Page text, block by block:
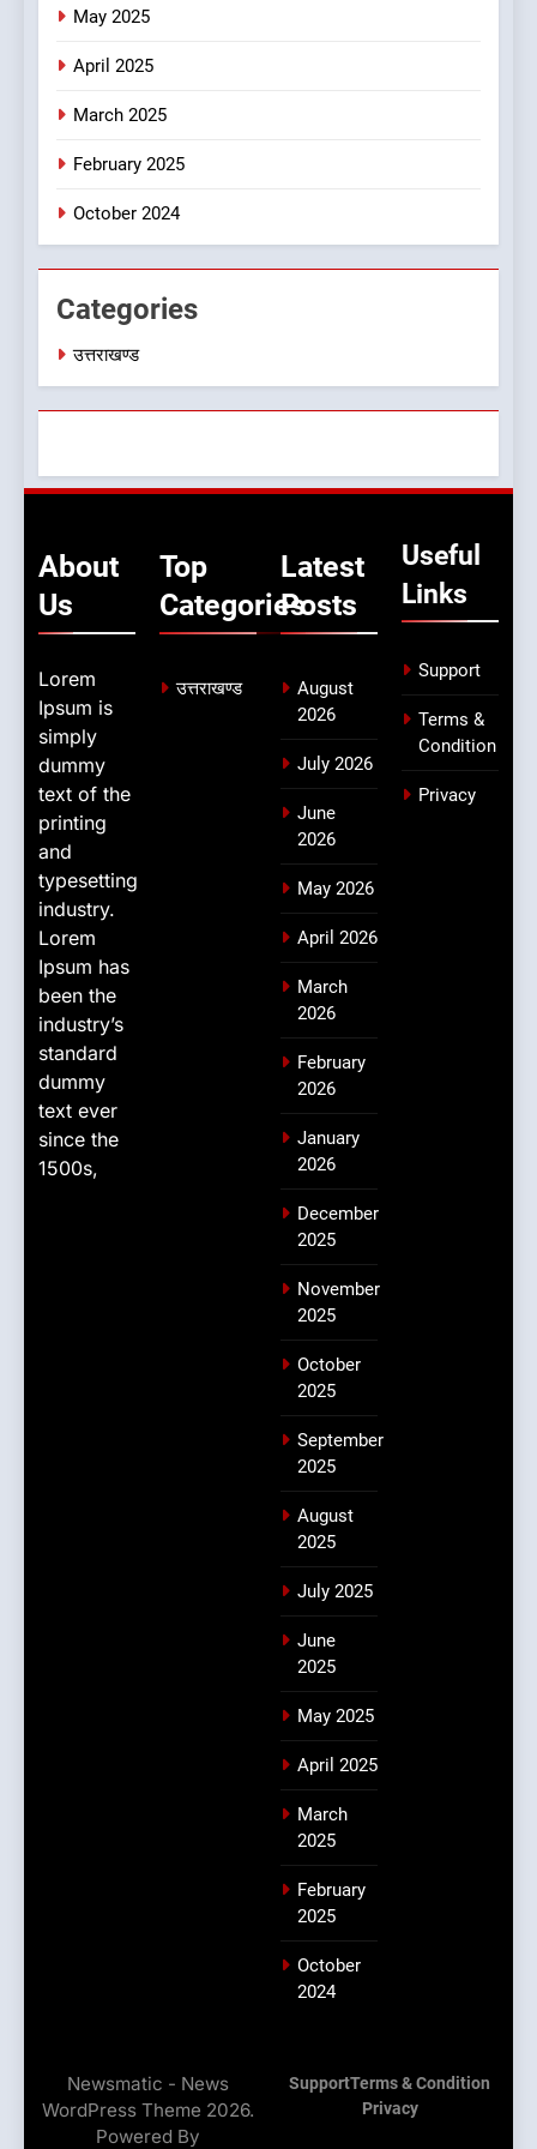
May 2025
April 2025
March 2025
February 2025
October 2024
Categories
उत्तराखण्ड
About
Us
Lorem
Ipsum is
simply
dummy
text of the
printing
and
typesetting
industry.
Lorem
Ipsum has
been the
industry’s
standard
dummy
text ever
since the
1500s,
Top
Categories
उत्तराखण्ड
Latest
Posts
August
2026
July 2026
June
2026
May 2026
April 2026
March
2026
February
2026
January
2026
December
2025
November
2025
October
2025
September
2025
August
2025
July 2025
June
2025
May 2025
April 2025
March
2025
February
2025
October
2024
Useful
Links
Support
Terms &
Condition
Privacy
Newsmatic - News
WordPress Theme 2026.
Powered By
SupportTerms & Condition
Privacy